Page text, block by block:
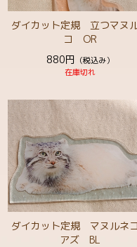
ダイカット定規 立つマヌ
コ OR
880円 （税込み）
在庫切れ
ダイカット定規 マヌルネ
アズ BL